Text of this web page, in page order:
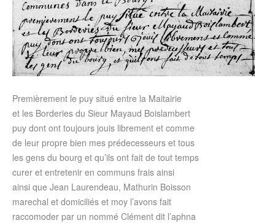
Premièrement le puy situé entre la Maitairie
et les Borderies du Sieur Mayaud Boislambert
puy dont ont toujours jouis librement et comme
de leur propre bien mes prédecesseurs et tous
les gens du bourg et qu’ils ont fait de tout temps
curer et entretenir en communs frais ainsi
ainsi que Jean Laurendeau, Mathurin Boisson
marechal et domiciliés et moy l’avons fait
raccomoder par un nommé Clément dit l’aphna